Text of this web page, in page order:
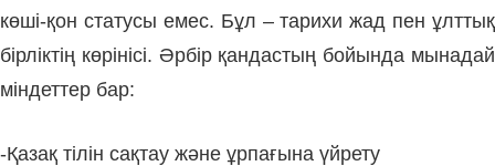
көші-қон статусы емес. Бұл – тарихи жад пен ұлттық
бірліктің көрінісі. Әрбір қандастың бойында мынадай
міндеттер бар:
-Қазақ тілін сақтау және ұрпағына үйрету